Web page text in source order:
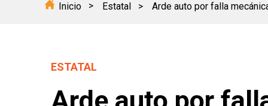
Inicio Estatal Arde auto por falla
ESTATAL